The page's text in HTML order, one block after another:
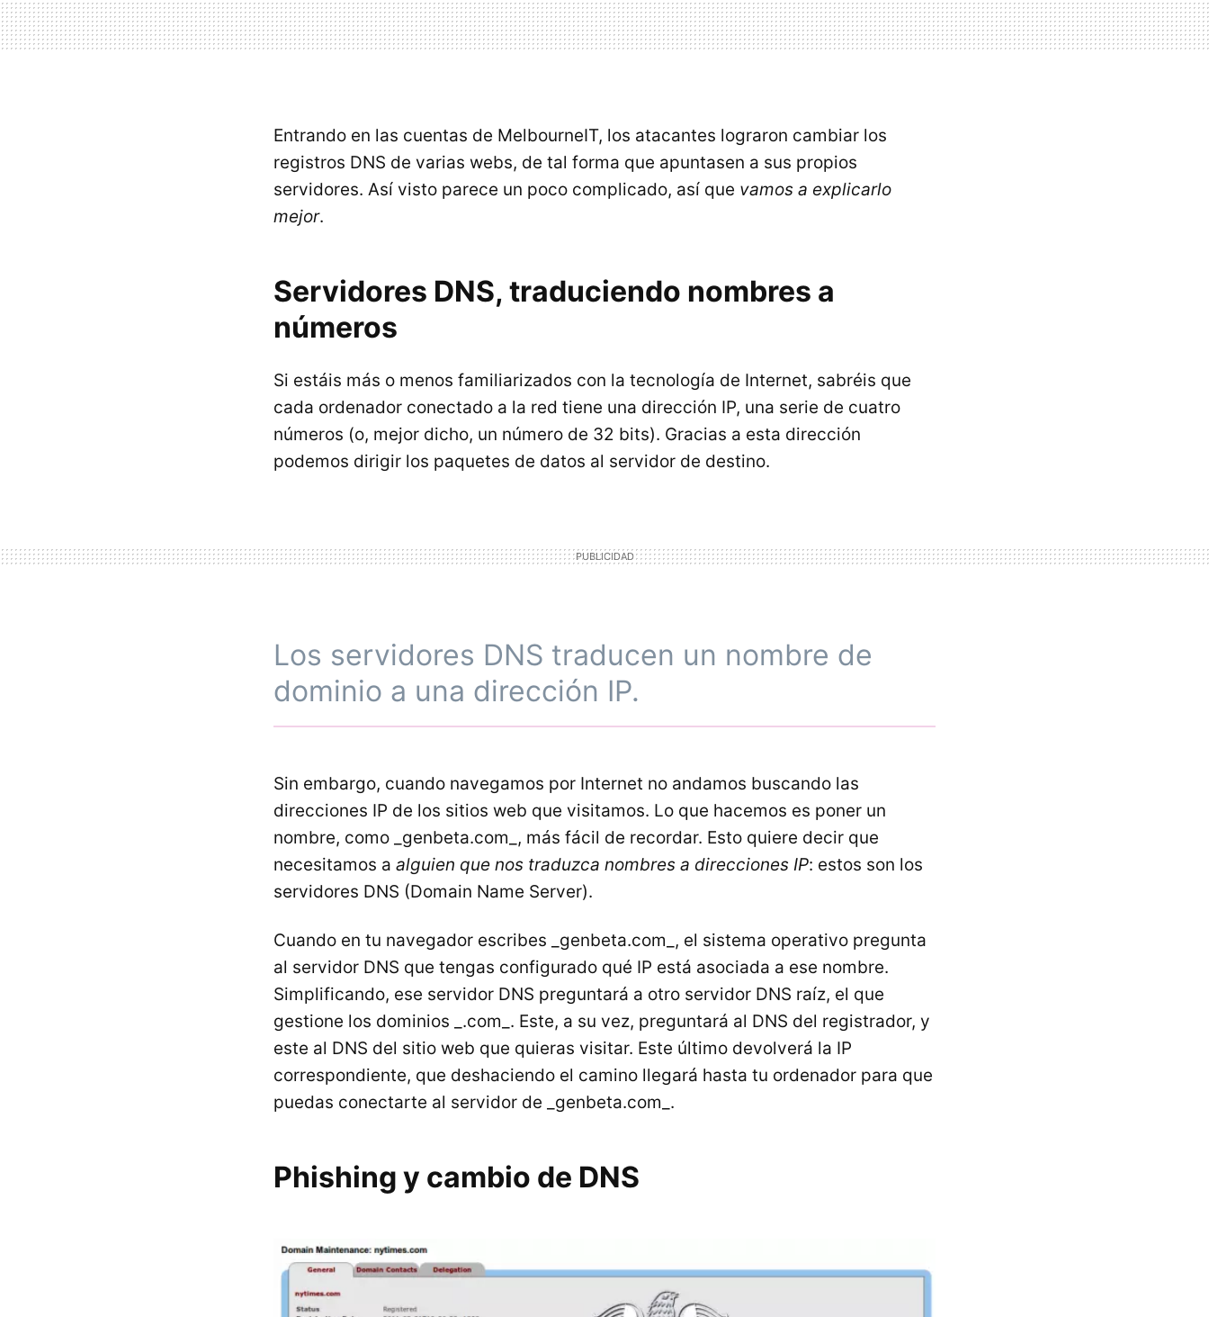
Entrando en las cuentas de MelbourneIT, los atacantes lograron cambiar los
registros DNS de varias webs, de tal forma que apuntasen a sus propios
servidores. Así visto parece un poco complicado, así que vamos a explicarlo
mejor.
Servidores DNS, traduciendo nombres a
números
Si estáis más o menos familiarizados con la tecnología de Internet, sabréis que
cada ordenador conectado a la red tiene una dirección IP, una serie de cuatro
números (o, mejor dicho, un número de 32 bits). Gracias a esta dirección
podemos dirigir los paquetes de datos al servidor de destino.
Los servidores DNS traducen un nombre de
dominio a una dirección IP.
Sin embargo, cuando navegamos por Internet no andamos buscando las
direcciones IP de los sitios web que visitamos. Lo que hacemos es poner un
nombre, como _genbeta.com_, más fácil de recordar. Esto quiere decir que
necesitamos a alguien que nos traduzca nombres a direcciones IP: estos son los
servidores DNS (Domain Name Server).
Cuando en tu navegador escribes _genbeta.com_, el sistema operativo pregunta
al servidor DNS que tengas configurado qué IP está asociada a ese nombre.
Simplificando, ese servidor DNS preguntará a otro servidor DNS raíz, el que
gestione los dominios _.com_. Este, a su vez, preguntará al DNS del registrador, y
este al DNS del sitio web que quieras visitar. Este último devolverá la IP
correspondiente, que deshaciendo el camino llegará hasta tu ordenador para que
puedas conectarte al servidor de _genbeta.com_.
Phishing y cambio de DNS